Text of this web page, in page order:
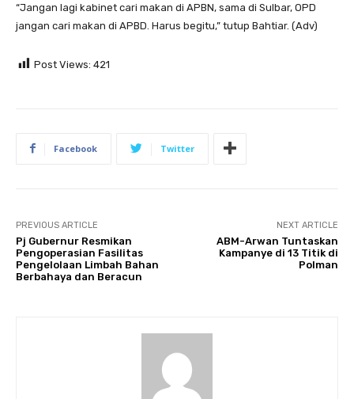
“Jangan lagi kabinet cari makan di APBN, sama di Sulbar, OPD
jangan cari makan di APBD. Harus begitu,” tutup Bahtiar. (Adv)
Post Views: 421
Facebook Twitter
PREVIOUS ARTICLE
Pj Gubernur Resmikan
Pengoperasian Fasilitas
Pengelolaan Limbah Bahan
Berbahaya dan Beracun
NEXT ARTICLE
ABM-Arwan Tuntaskan
Kampanye di 13 Titik di
Polman